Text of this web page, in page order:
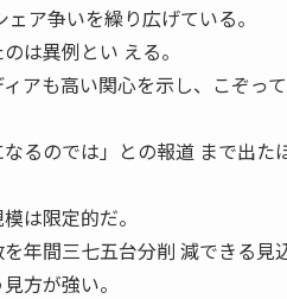
ア争いを繰り広げている。
は異例とい える。
アも高い関心を示し、こぞっ
るのでは」との報道 まで出た
は限定的だ。
年間三七五台分削 減できる見
方が強い。